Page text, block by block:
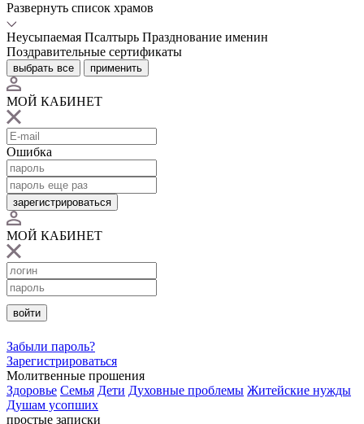
Развернуть список храмов
Неусыпаемая Псалтырь Празднование именин
Поздравительные сертификаты
выбрать все применить
МОЙ КАБИНЕТ
Ошибка
зарегистрироваться
МОЙ КАБИНЕТ
войти
Забыли пароль?
Зарегистрироваться
Молитвенные прошения
Здоровье Семья Дети Духовные проблемы Житейские нужды
Душам усопших
простые записки